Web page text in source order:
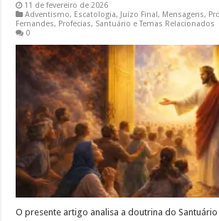
11 de fevereiro de 2026
Adventismo, Escatologia, Juízo Final, Mensagens,
Fernandes, Profecias, Santuário e Temas Relacionados
0
O presente artigo analisa a doutrina do